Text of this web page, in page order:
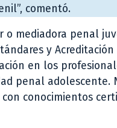
comentó.
o mediadora penal
y
en los
penal adolescente.
conocimientos